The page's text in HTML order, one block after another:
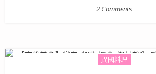
2 Comments
異國料理